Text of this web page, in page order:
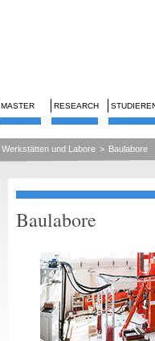
MASTER RESEARCH
Werkstätten und Labore > Baulabore
Baulabore